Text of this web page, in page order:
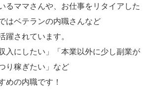
るママさんや、お仕事をリタイアした
はベテランの内職さんなど
躍されています。
入にしたい」「本業以外に少し副業が
り稼ぎたい」など
めの内職です！